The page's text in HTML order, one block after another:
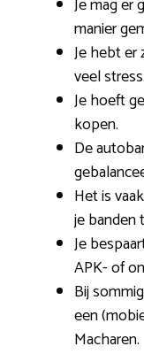
manier
Je hebt er
veel stress.
Je hoeft
kopen.
De
Het is
je banden
Je
APK- of
Bij
een
Macharen.